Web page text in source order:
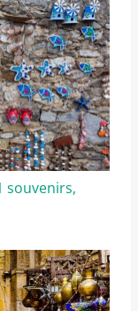
souvenirs,